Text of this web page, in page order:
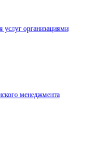
услуг организациями
менеджмента